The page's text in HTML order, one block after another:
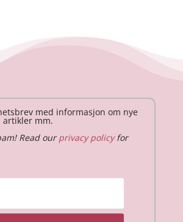
med informasjon om nye
artikler mm.
Read ourprivacy policyfor